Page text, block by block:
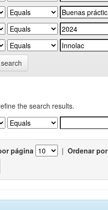
the search results.
página | Ordenar por